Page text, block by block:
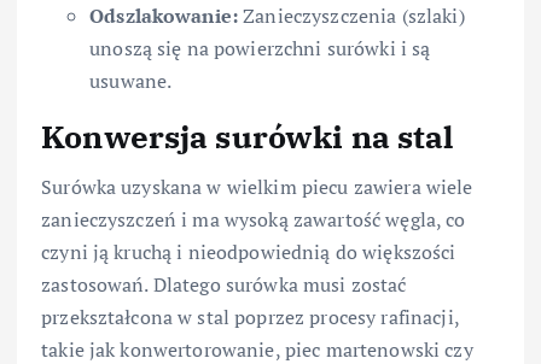
Odszlakowanie:Zanieczyszczenia (szlaki)
unoszą się na powierzchni surówki i są
usuwane.
Konwersja surówki na stal
Surówka uzyskana w wielkim piecu zawiera wiele
zanieczyszczeń i ma wysoką zawartość węgla, co
czyni ją kruchą i nieodpowiednią do większości
zastosowań. Dlatego surówka musi zostać
przekształcona w stal poprzez procesy rafinacji,
takie jak konwertorowanie, piec martenowski czy